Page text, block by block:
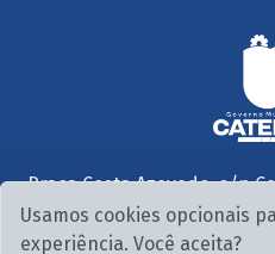
Praça Costa Azevedo, s/n
Seg. a Sex.
Usamos cookies opcionais
experiência. Você aceita?